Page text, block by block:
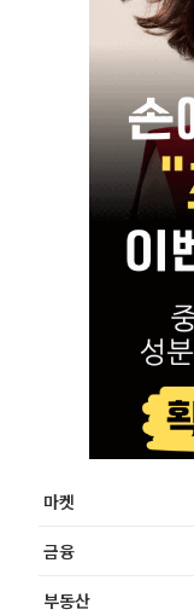
마켓
금융
부동산